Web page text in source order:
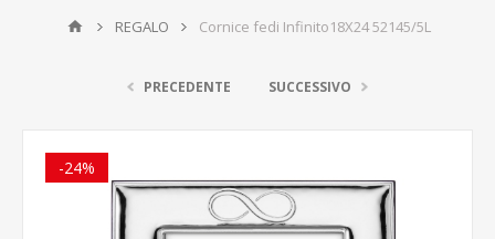
REGALO Cornice fedi Infinito18X24 52145/5L
PRECEDENTE SUCCESSIVO
-24%